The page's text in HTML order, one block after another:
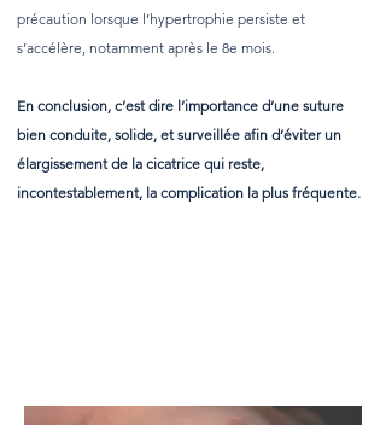
précaution lorsque l’hypertrophie persiste et
s’accélère, notamment après le 8e mois.
En conclusion, c’est dire l’importance d’une suture
bien conduite, solide, et surveillée afin d’éviter un
élargissement de la cicatrice qui reste,
incontestablement, la complication la plus fréquente.